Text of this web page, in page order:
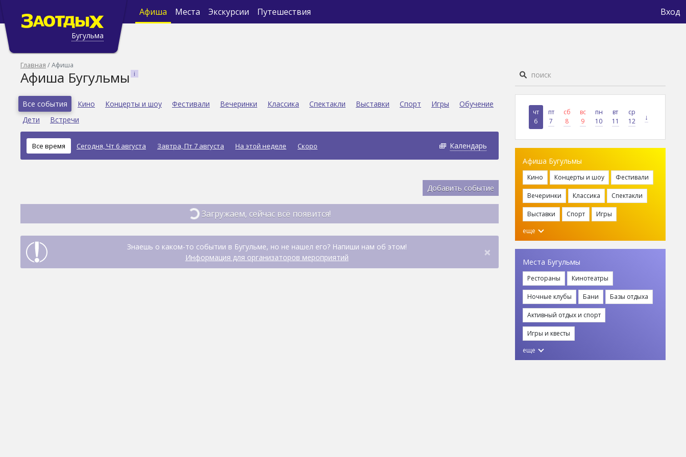
Бугульма
Афиша Места Экскурсии Путешествия Вход
Главная Афиша
Афиша Бугульмы
Все события Кино Концерты и шоу Фестивали Вечеринки Классика Спектакли Выставки Спорт Игры
Обучение
Дети
Встречи
Все время Сегодня, Чт 6 августа Завтра, Пт 7 августа На этой неделе Скоро Календарь
Добавить событие
Загружаем, сейчас всё появится!
Знаешь о каком-то событии в Бугульме, но не нашел его? Напиши нам об этом!
Информация для организаторов мероприятий
×
чт
6
пт
7
сб
8
вс
9
пн
10
вт
11
ср
12
↓
Афиша Бугульмы
Кино Концерты и шоу Фестивали
Вечеринки Классика Спектакли
Выставки Спорт
Игры
еще
Места Бугульмы
Рестораны Кинотеатры
Ночные клубы Бани Базы отдыха
Активный отдых и спорт
Игры и квесты
еще